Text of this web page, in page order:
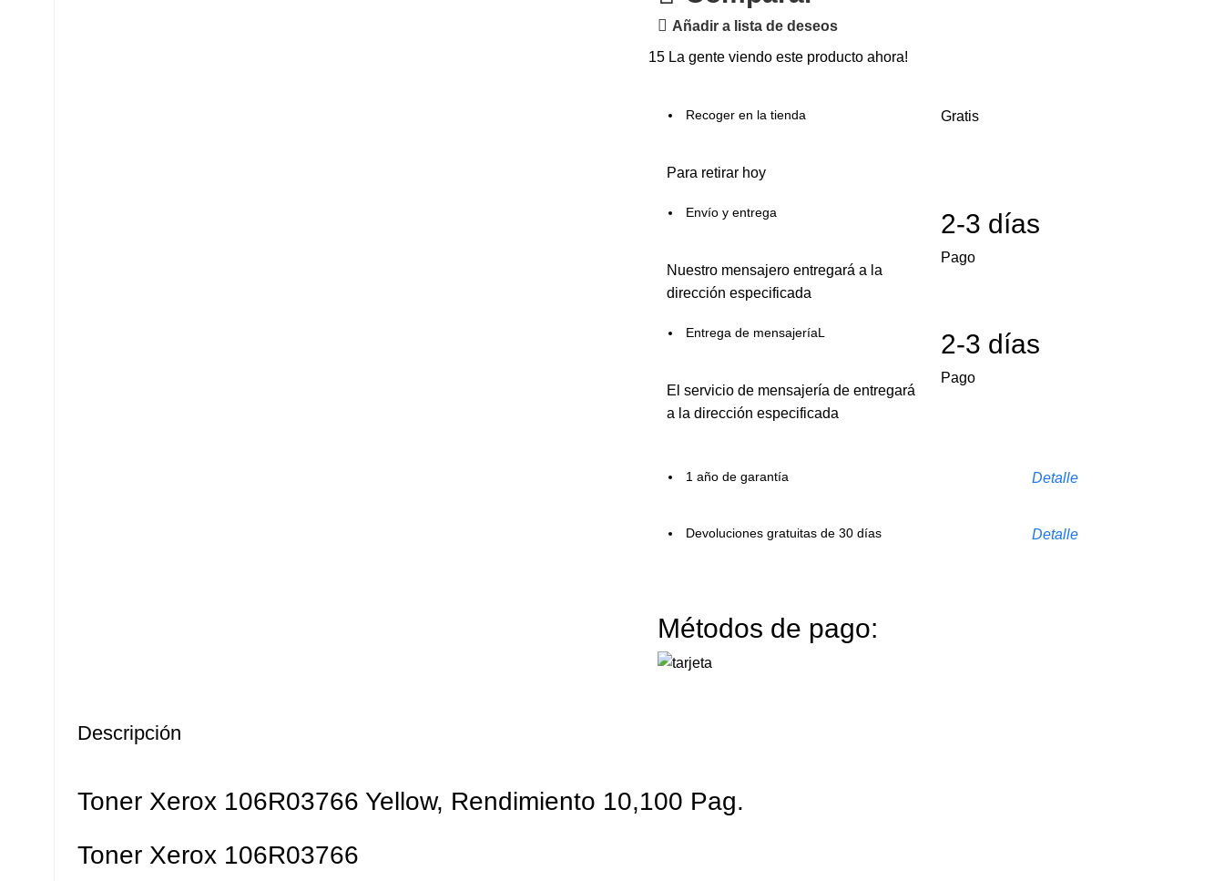
Añadir a lista de deseos
15 La gente viendo este producto ahora!
Recoger en la tienda
Para retirar hoy
Gratis
Envío y entrega
Nuestro mensajero entregará a la
dirección especificada
2-3 días
Pago
Entrega de mensajeríaL
El servicio de mensajería de entregará
a la dirección especificada
2-3 días
Pago
1 año de garantía Detalle
Devoluciones gratuitas de 30 días Detalle
Métodos de pago:
Descripción
Toner Xerox 106R03766 Yellow, Rendimiento 10,100 Pag.
Toner Xerox 106R03766